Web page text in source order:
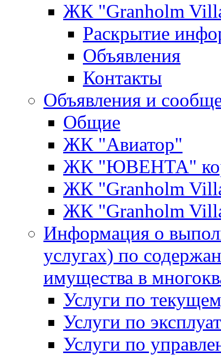
ЖК "Granholm
Раскрытие
Объявления
Контакты
Объявления и
Общие
ЖК "Авиатор"
ЖК "ЮВЕНТА"
ЖК "Granholm
ЖК "Granholm
Информация о
услугах) по
имущества в
Услуги по
Услуги по
Услуги по